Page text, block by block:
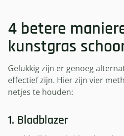
4 betere
kunstgras
Gelukkig zijn er genoeg
effectief zijn. Hier zijn vier
netjes te houden:
1. Bladblazer